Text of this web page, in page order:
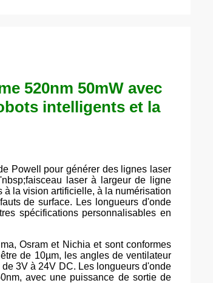
520nm 50mW avec
intelligents et la
Powell pour générer des lignes laser
laser à largeur de ligne
à la vision artificielle, à la numérisation
de surface. Les longueurs d'onde
spécifications personnalisables en
Osram et Nichia et sont conformes
de 10µm, les angles de ventilateur
3V à 24V DC. Les longueurs d'onde
avec une puissance de sortie de